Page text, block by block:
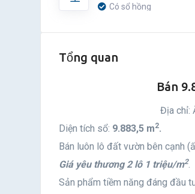
Có sổ hồng
Tổng quan
Bán
Địa chỉ:
Diện tích sổ: 9.883,5 m2.
Bán luôn lô đất vườn bên cạnh
Giá yêu thương 2 lô 1 triệu/m2.
Sản phẩm tiềm năng đáng đầu